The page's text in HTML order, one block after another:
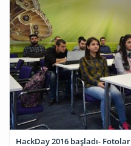
HackDay 2016 başladı- Fotolar